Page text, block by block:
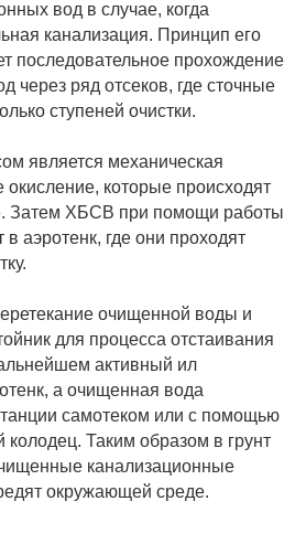
вод в случае, когда
канализация. Принцип его
последовательное прохождение
через ряд отсеков, где сточные
ступеней очистки.
является механическая
окисление, которые происходят
Затем ХБСВ при помощи работы
аэротенк, где они проходят
очищенной воды и
для процесса отстаивания
активный ил
а очищенная вода
самотеком или с помощью
Таким образом в грунт
канализационные
окружающей среде.